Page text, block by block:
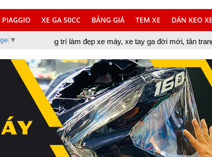
PIAGGIO XE GA 50CC BẢNG GIÁ TEM XE DÁN KEO XE
▼ trí làm đẹp xe máy, xe tay ga đời mới, tân trang xe máy,